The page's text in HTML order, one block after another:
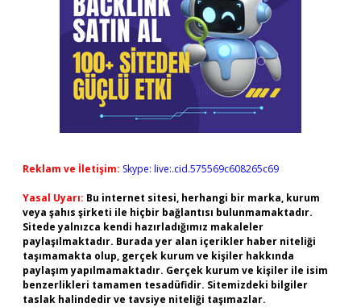
Reklam ve İletişim: Skype: live:.cid.575569c608265c69
Yasal Uyarı: Bu internet sitesi, herhangi bir marka, kurum
veya şahıs şirketi ile hiçbir bağlantısı bulunmamaktadır.
Sitede yalnızca kendi hazırladığımız makaleler
paylaşılmaktadır. Burada yer alan içerikler haber niteliği
taşımamakta olup, gerçek kurum ve kişiler hakkında
paylaşım yapılmamaktadır. Gerçek kurum ve kişiler ile isim
benzerlikleri tamamen tesadüfidir. Sitemizdeki bilgiler
taslak halindedir ve tavsiye niteliği taşımazlar.